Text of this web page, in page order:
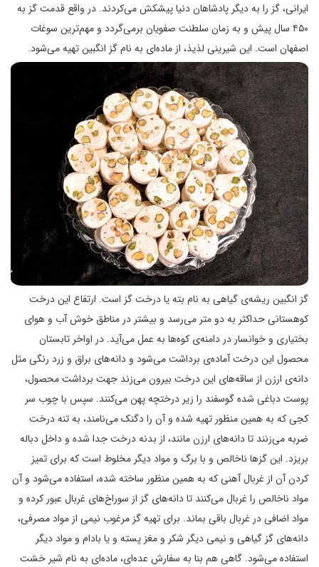
ایرانی، گز را به دیگر پادشاهان دنیا پیشکش می‌کردند. در واقع قدمت گز به
۴۵۰ سال پیش و به زمان سلطنت صفویان برمی‌گردد و مهم‌ترین سوغات
اصفهان است. این شیرینی لذیذ، از ماده‌ای به نام گز انگبین تهیه می‌شود.
گز انگبین ریشه‌ی گیاهی به نام بته یا درخت گز است. ارتفاع این درخت
کوهستانی حداکثر به دو متر می‌رسد و بیشتر در مناطق خوش آب و هوای
بختیاری و خوانسار در دامنه‌ی کوه‌ها به عمل می‌آید. در اواخر تابستان
محصول این درخت آماده‌ی برداشت می‌شود و دانه‌های براق و زرد رنگی مثل
دانه‌ی ارزن از ساقه‌های این درخت بیرون می‌زند جهت برداشت محصول،
پوست دباغی شده گوسفند را زیر درختچه پهن می‌کنند. سپس با چوب سر
کجی که به همین منظور تهیه شده و آن را دگنک می‌نامند، به تنه درخت
ضربه می‌زنند تا دانه‌های ارزن مانند، از بدنه درخت جدا شده و داخل دباله
بریزد. این گزها ناخالص و با برگ و مواد دیگر مخلوط است که برای تمیز
کردن آن از غربال آهنی که به همین منظور ساخته شده، استفاده می‌شود و آن
مواد ناخالص را غربال می‌کنند تا دانه‌های گز از سوراخ‌های غربال عبور کرده و
مواد اضافی در غربال باقی بماند. برای تهیه گز مرغوب نیمی از مواد مصرفی،
دانه‌های گز گیاهی و نیمی دیگر شکر و مغز پسته و یا بادام و مواد دیگر
استفاده می‌شود. گاهی هم بنا به سفارش عده‌ای، ماده‌ای به نام شیر خشت